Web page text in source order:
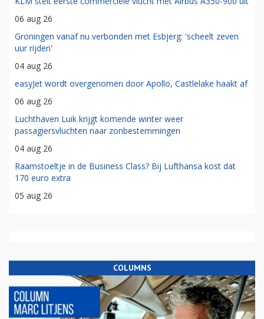
06 aug 26
Groningen vanaf nu verbonden met Esbjerg: 'scheelt zeven
uur rijden'
04 aug 26
easyJet wordt overgenomen door Apollo, Castlelake haakt af
06 aug 26
Luchthaven Luik krijgt komende winter weer
passagiersvluchten naar zonbestemmingen
04 aug 26
Raamstoeltje in de Business Class? Bij Lufthansa kost dat
170 euro extra
05 aug 26
COLUMNS